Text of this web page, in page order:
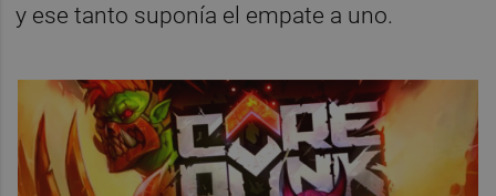
y ese tanto suponía el empate a uno.